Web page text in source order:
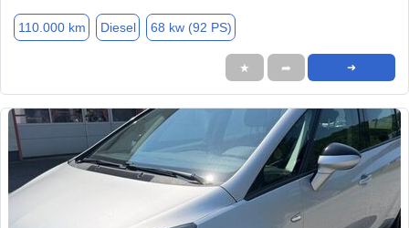
110.000 km Diesel 68 kw (92 PS)
★ ➦ ➜